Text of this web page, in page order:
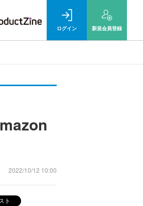
ログイン 新規会員登録
2022/10/12 10:00
ト